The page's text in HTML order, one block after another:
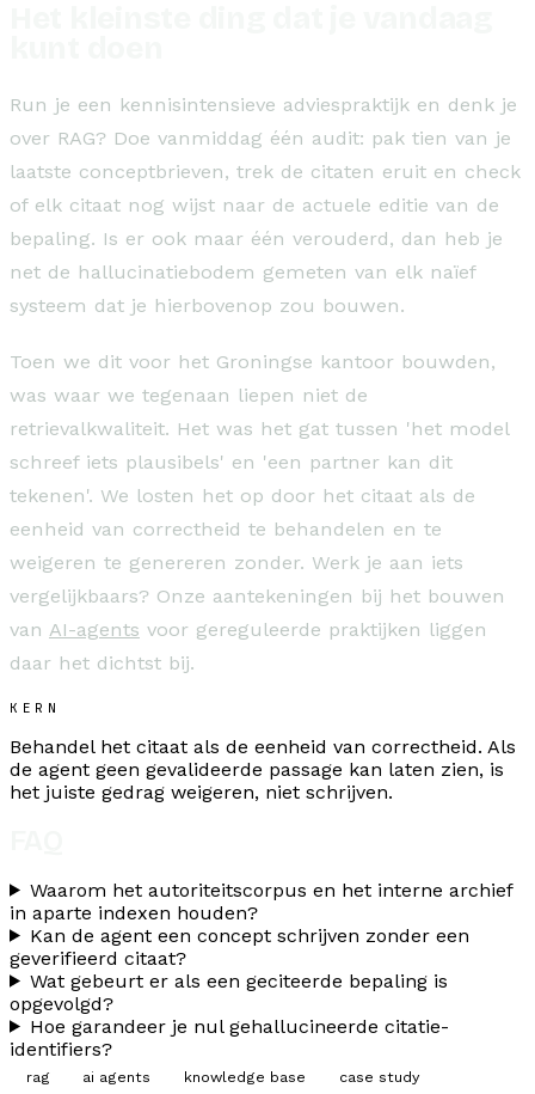
Run je een kennisintensieve adviespraktijk en denk je
over RAG? Doe vanmiddag één audit: pak tien van je
laatste conceptbrieven, trek de citaten eruit en check
of elk citaat nog wijst naar de actuele editie van de
bepaling. Is er ook maar één verouderd, dan heb je
net de hallucinatiebodem gemeten van elk naïef
systeem dat je hierbovenop zou bouwen.
Toen we dit voor het Groningse kantoor bouwden,
was waar we tegenaan liepen niet de
retrievalkwaliteit. Het was het gat tussen 'het model
schreef iets plausibels' en 'een partner kan dit
tekenen'. We losten het op door het citaat als de
eenheid van correctheid te behandelen en te
weigeren te genereren zonder. Werk je aan iets
vergelijkbaars? Onze aantekeningen bij het bouwen
van AI-agents voor gereguleerde praktijken liggen
daar het dichtst bij.
KERN
Behandel het citaat als de eenheid van correctheid. Als
de agent geen gevalideerde passage kan laten zien, is
het juiste gedrag weigeren, niet schrijven.
Waarom het autoriteitscorpus en het interne archief
in aparte indexen houden?
Kan de agent een concept schrijven zonder een
geverifieerd citaat?
Wat gebeurt er als een geciteerde bepaling is
opgevolgd?
Hoe garandeer je nul gehallucineerde citatie-
identifiers?
rag ai agents knowledge base
case study